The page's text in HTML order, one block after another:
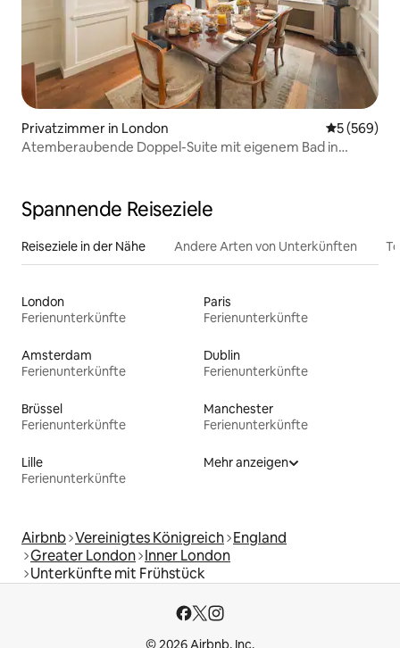
Privatzimmer in London
5 (569)
Atemberaubende Doppel-Suite mit eigenem Bad in
Spannende Reiseziele
Reiseziele in der Nähe Andere Arten von Unterkünften
London
Ferienunterkünfte
Paris
Ferienunterkünfte
Amsterdam
Ferienunterkünfte
Dublin
Ferienunterkünfte
Brüssel
Ferienunterkünfte
Manchester
Ferienunterkünfte
Lille
Ferienunterkünfte
Mehr anzeigen
Airbnb Vereinigtes Königreich England
Greater London Inner London
Unterkünfte mit Frühstück
© 2026 Airbnb, Inc.